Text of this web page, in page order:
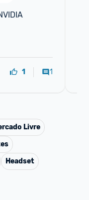
1 1
Livre
Headset